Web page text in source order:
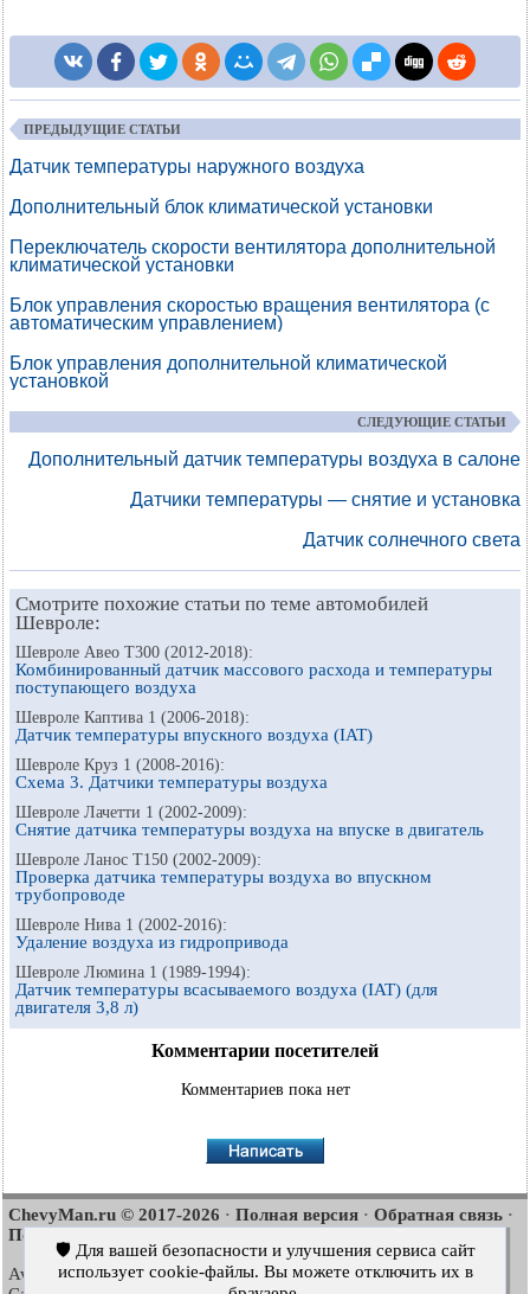
ПРЕДЫДУЩИЕ СТАТЬИ
Датчик температуры наружного воздуха
Дополнительный блок климатической установки
Переключатель скорости вентилятора дополнительной
климатической установки
Блок управления скоростью вращения вентилятора (с
автоматическим управлением)
Блок управления дополнительной климатической
установкой
СЛЕДУЮЩИЕ СТАТЬИ
Дополнительный датчик температуры воздуха в салоне
Датчики температуры — снятие и установка
Датчик солнечного света
Смотрите похожие статьи по теме автомобилей
Шевроле:
Шевроле Авео Т300 (2012-2018):
Комбинированный датчик массового расхода и температуры
поступающего воздуха
Шевроле Каптива 1 (2006-2018):
Датчик температуры впускного воздуха (IAT)
Шевроле Круз 1 (2008-2016):
Схема 3. Датчики температуры воздуха
Шевроле Лачетти 1 (2002-2009):
Снятие датчика температуры воздуха на впуске в двигатель
Шевроле Ланос Т150 (2002-2009):
Проверка датчика температуры воздуха во впускном
трубопроводе
Шевроле Нива 1 (2002-2016):
Удаление воздуха из гидропривода
Шевроле Люмина 1 (1989-1994):
Датчик температуры всасываемого воздуха (IAT) (для
двигателя 3,8 л)
Комментарии посетителей
Комментариев пока нет
ChevyMan.ru © 2017-2026 · Полная версия · Обратная связь ·
Поиск по сайту
Aveo 2003-2008·Aveo2006-2011·Aveo2012-2018·
🛡️ Для вашей безопасности и улучшения сервиса сайт
использует cookie-файлы. Вы можете отключить их в